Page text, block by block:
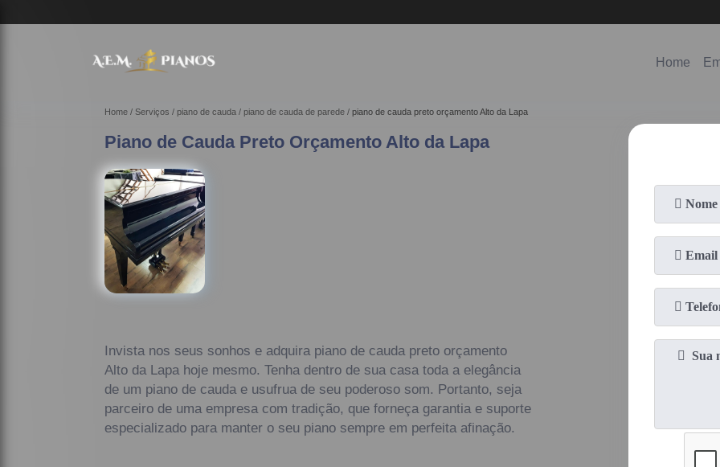
Home
Home Serviços piano de cauda piano de cauda de parede piano de cauda preto orçamento Alto da Lapa
Piano de Cauda Preto Orçamento Alto da Lapa
Invista nos seus sonhos e adquira piano de cauda preto orçamento
Alto da Lapa hoje mesmo. Tenha dentro de sua casa toda a elegância
de um piano de cauda e usufrua de seu poderoso som. Portanto, seja
parceiro de uma empresa com tradição, que forneça garantia e suporte
especializado para manter o seu piano sempre em perfeita afinação.